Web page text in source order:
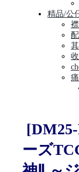
精品/公
ーズ